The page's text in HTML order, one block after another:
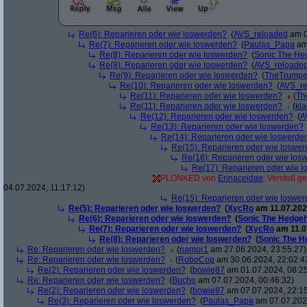
Re(6): Reparieren oder wie loswerden? (AVS_reloaded am
Re(7): Reparieren oder wie loswerden? (Paulas_Papa
Re(8): Reparieren oder wie loswerden? (Sonic The
Re(8): Reparieren oder wie loswerden? (
Re(9): Reparieren oder wie loswerden? (
Re(10): Reparieren oder wie loswerden? (
Re(11): Reparieren oder wie loswerden?
(
Re(11): Reparieren oder wie loswerden?
(
Re(12): Reparieren oder wie loswerden? (
Re(13): Reparieren oder wie loswerden?
Re(14): Reparieren oder wie
Re(15): Reparieren oder wie
Re(16): Reparieren oder wie
Re(17): Reparieren oder wie
PLONKED von Erinaceidae: Verstoß
04.07.2024, 11:17:12)
Re(15): Reparieren oder wie
Re(5): Reparieren oder wie loswerden? (XycRo am
Re(6): Reparieren oder wie loswerden? (Sonic The
Re(7): Reparieren oder wie loswerden? (XycRo am
Re(8): Reparieren oder wie loswerden? (Sonic The
Re: Reparieren oder wie loswerden?
(namor1 am 27.06.2024, 23:55:27)
Re: Reparieren oder wie loswerden?
(RoboCop am 30.06.2024,
Re(2): Reparieren oder wie loswerden? (bowie87 am 01.07.2024,
Re: Reparieren oder wie loswerden? (Bucho am 07.07.2024, 00:46:32)
Re(2): Reparieren oder wie loswerden? (bowie87 am 07.07.2024,
Re(3): Reparieren oder wie loswerden? (Paulas_Papa am